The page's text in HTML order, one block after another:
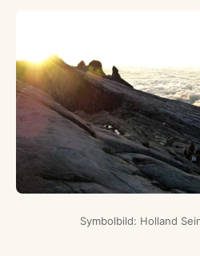
Symbolbild: Holland